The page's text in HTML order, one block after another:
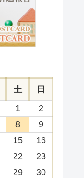
土 日
1
2
8
9
15
16
22
23
29
30